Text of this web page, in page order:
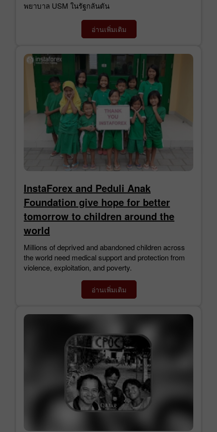
พยาบาล USM ในรัฐกลันตัน
อ่านเพิ่มเติม
InstaForex and Peduli Anak
Foundation give hope for better
tomorrow to children around the
world
Millions of deprived and abandoned children across
the world need medical support and protection from
violence, exploitation, and poverty.
อ่านเพิ่มเติม